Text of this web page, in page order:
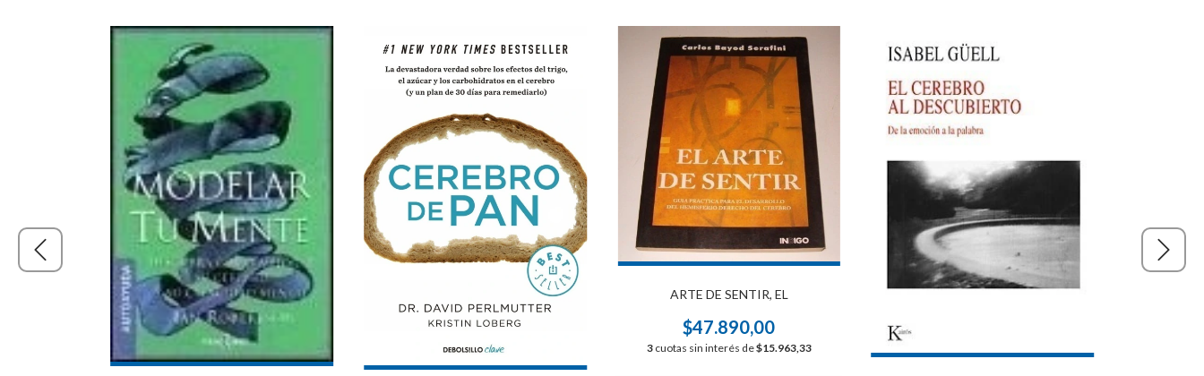
ARTE DE SENTIR, EL
$47.890,00
3 cuotas sin interés de$15.963,33